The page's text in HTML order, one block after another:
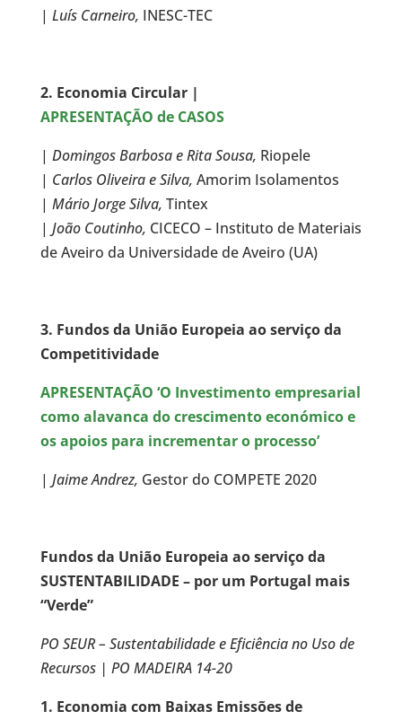
| Luís Carneiro, INESC-TEC
2. Economia Circular |
APRESENTAÇÃO de CASOS
| Domingos Barbosa e Rita Sousa, Riopele
| Carlos Oliveira e Silva, Amorim Isolamentos
| Mário Jorge Silva, Tintex
| João Coutinho, CICECO – Instituto de Materiais
de Aveiro da Universidade de Aveiro (UA)
3. Fundos da União Europeia ao serviço da
Competitividade
APRESENTAÇÃO ‘O Investimento empresarial
como alavanca do crescimento económico e
os apoios para incrementar o processo’
| Jaime Andrez, Gestor do COMPETE 2020
Fundos da União Europeia ao serviço da
SUSTENTABILIDADE – por um Portugal mais
“Verde”
PO SEUR – Sustentabilidade e Eficiência no Uso de
Recursos | PO MADEIRA 14-20
1. Economia com Baixas Emissões de